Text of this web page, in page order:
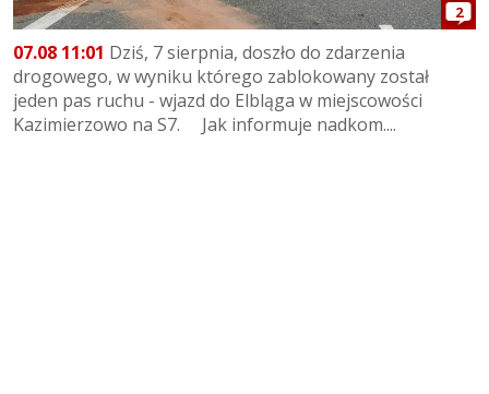
2
07.08 11:01 Dziś, 7 sierpnia, doszło do zdarzenia
drogowego, w wyniku którego zablokowany został
jeden pas ruchu - wjazd do Elbląga w miejscowości
Kazimierzowo na S7. Jak informuje nadkom....